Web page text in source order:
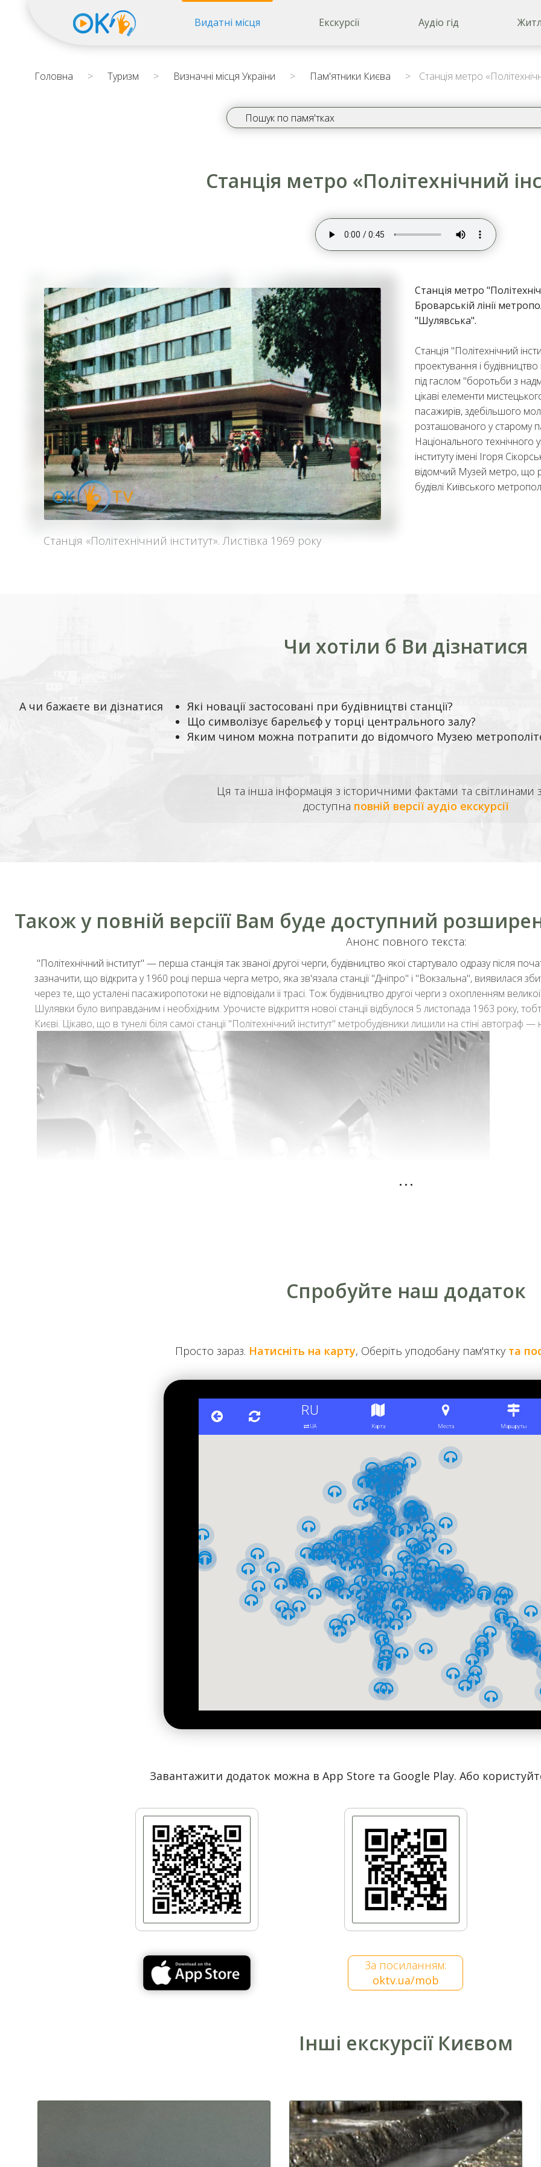
Видатні місця Екскурсії Аудіо гід
Головна > Туризм > Визначні місця України > Пам'ятники Києва > Станція метро
Станція метро «Політехнічний
Станція «Політехнічний інститут». Листівка 1969 року
Станція метро
Броварській лінії
"Шулявська".
Станція "Політехнічний
проектування і
під гаслом "боротьби з
цікаві елементи
пасажирів, здебільшого
розташованого у старому
Національного технічного
інституту імені Ігоря
відомчий Музей метро, що
будівлі Київського
Чи хотіли б Ви дізнатися
А чи бажаєте ви дізнатися
Які новації застосовані при будівництві станції?
Що символізує барельєф у торці центрального залу?
Яким чином можна потрапити до відомчого Музею
Ця та інша інформація з історичними фактами та світлинами
доступна повній версії аудіо екскурсії
Також у повній версіїї Вам буде доступний
Анонс повного текста:
"Політехнічний інститут" — перша станція так званої другої черги, будівництво якої стартувало одразу після
зазначити, що відкрита у 1960 році перша черга метро, яка зв'язала станції"Дніпро" і "Вокзальна", виявилася
через те, що усталені пасажиропотоки не відповідали її трасі. Тож будівництво другої черги з охопленням
Шулявки було виправданим і необхідним. Урочисте відкриття нової станції відбулося 5 листопада 1963 року,
Києві. Цікаво, що в тунелі біля самої станції "Політехнічний інститут" метробудівники лишили на стіні автограф —
Перший секретар ЦК КПУ Петро Шелест відкриває нову чергу Київського метрополітену. 5 листопада
грандіозного секретного київського будівництва —залізниці для військових потреб під руслом Дніпра. Воно
воєнних дій вже не відновлювалось. Проте буцімто деякі конструктивні елементи з нездійсненого будівництва
Станція "Політехнічний інститут" — пілонна, трисклепінна з острівним типом платформи, стандартною
більше 15 метрів. Автори конструкції — архітектори Григорій Головко, Євген Іванов, Михайло Сиркін та інші,
Бородай. При будівництві станції використані деякі новітні на той час технології: вперше в практиці радянських
збірного залізобетону. Такий метод дав змогу прискорити роботи й зекономити кошти. Чавунні тюбінги, що були
замінили на більш сучасні залізобетонні. Саме з них й монтували нові тунелі, а також склепіння станції
Будівництво станції "Політехнічний інститут" з використанням нових технологій. Травень 1962 року
Зрозуміло, що свою назву нова станція отримала через близькість Київського політехнічного інститут (нині
Сікорського"). Таке сусідство знайшло підтвердження й у оформленні станції. Щоб підкреслити внесок радянської
вмістили панно з металу й кераміки "Завоювання космосу радянською наукою". На ньому зображена молода
зі своєї долоні супутник у космос.
...
Спробуйте наш додаток
Просто зараз. Натисніть на карту, Оберіть уподобану пам'ятку та
Завантажити додаток можна в App Store та Google Play. Або
За посиланням:
oktv.ua/mob
Інші екскурсії Києвом